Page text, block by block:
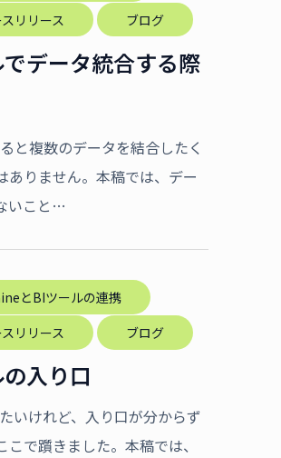
リリース
ブログ
データ統合する際
と複数のデータを結合したく
ありません。本稿では、デー
いこと…
とBIツールの連携
リリース
ブログ
入り口
いけれど、入り口が分からず
で躓きました。本稿では、